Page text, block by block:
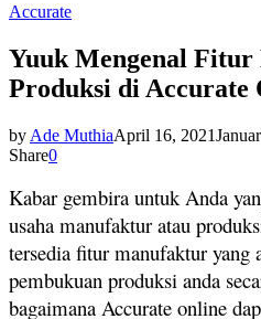
Accurate
Yuuk Mengenal
Produksi di Accurate
by Ade MuthiaApril 16, 2021
Share0
Kabar gembira untuk Anda
usaha manufaktur atau
tersedia fitur manufaktur yang
pembukuan produksi anda
bagaimana Accurate online